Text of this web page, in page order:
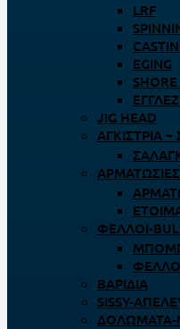
LRF
EGING
JIG HEAD
ΑΓΚΊΣΤΡΙΑ –
ΑΡΜΑΤΩΣΙΈΣ
ΦΕΛΛΟΊ-
ΒΑΡΊΔΙΑ
SISSY-
ΔΟΛΏΜΑΤΑ-